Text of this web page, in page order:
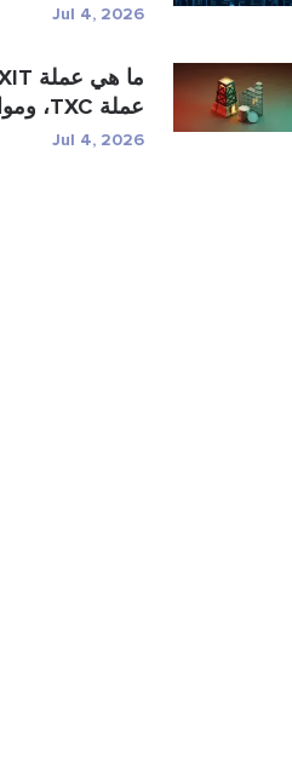
Jul 4, 2026
عملة TXC، ومواصف�...
Jul 4, 2026